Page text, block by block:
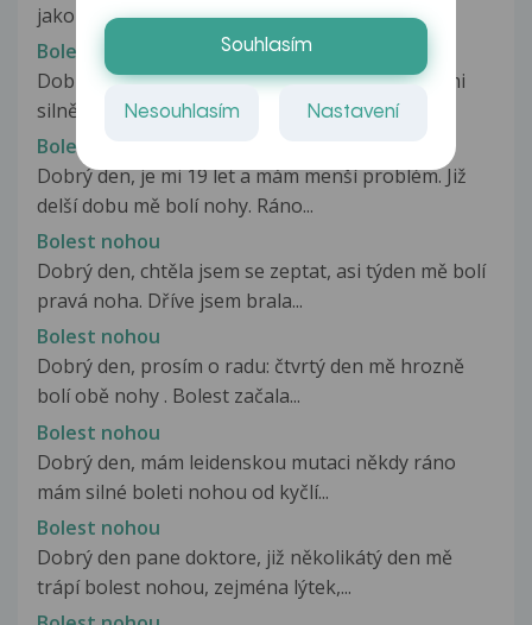
jakoby byly po nějaké námaze...
Bolest nohou
Dobrý den, v posledním týdnu mě opravdu velmi
silně bolí nohy, více levá. Začalo...
Bolest nohou
Dobrý den, je mi 19 let a mám menší problém. Již
delší dobu mě bolí nohy. Ráno...
Bolest nohou
Dobrý den, chtěla jsem se zeptat, asi týden mě bolí
pravá noha. Dříve jsem brala...
Bolest nohou
Dobrý den, prosím o radu: čtvrtý den mě hrozně
bolí obě nohy . Bolest začala...
Bolest nohou
Dobrý den, mám leidenskou mutaci někdy ráno
mám silné boleti nohou od kyčlí...
Bolest nohou
Dobrý den pane doktore, již několikátý den mě
trápí bolest nohou, zejména lýtek,...
Souhlasím
Nesouhlasím Nastavení